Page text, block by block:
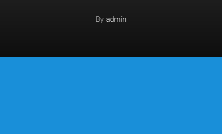
By admin